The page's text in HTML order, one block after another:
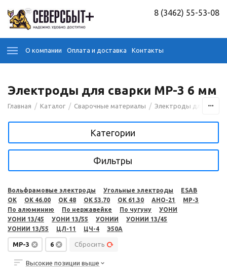
8 (3462) 55-53-08
О компании Оплата и доставка Контакты
Электроды для сварки МР-3 6 мм
Главная / Каталог / Сварочные материалы / Электроды для сварки
Категории
Фильтры
Вольфрамовые электроды Угольные электроды
ESAB
OK
OK 46.00 OK 48 OK 53.70 OK 61.30 АНО-21
МР-3
По алюминию
По нержавейке По чугуну
УОНИ
УОНИ 13/45
УОНИ 13/55 УОНИИ
УОНИИ 13/45
УОНИИ 13/55
ЦЛ-11 ЦЧ-4 Э50А
МР-3 6 Сбросить
Высокие позиции выше